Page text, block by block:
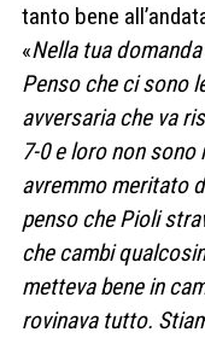
tanto bene
«Nella tua
Penso che ci sono
avversaria che va
7-0 e loro non sono
avremmo meritato
penso che Pioli
che cambi
metteva bene in
rovinava tutto.